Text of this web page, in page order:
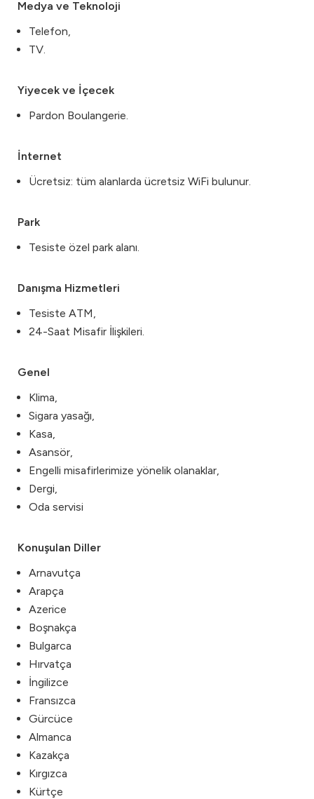
Medya ve Teknoloji
Telefon,
TV.
Yiyecek ve İçecek
Pardon Boulangerie.
İnternet
Ücretsiz: tüm alanlarda ücretsiz WiFi bulunur.
Park
Tesiste özel park alanı.
Danışma Hizmetleri
Tesiste ATM,
24-Saat Misafir İlişkileri.
Genel
Klima,
Sigara yasağı,
Kasa,
Asansör,
Engelli misafirlerimize yönelik olanaklar,
Dergi,
Oda servisi
Konuşulan Diller
Arnavutça
Arapça
Azerice
Boşnakça
Bulgarca
Hırvatça
İngilizce
Fransızca
Gürcüce
Almanca
Kazakça
Kırgızca
Kürtçe